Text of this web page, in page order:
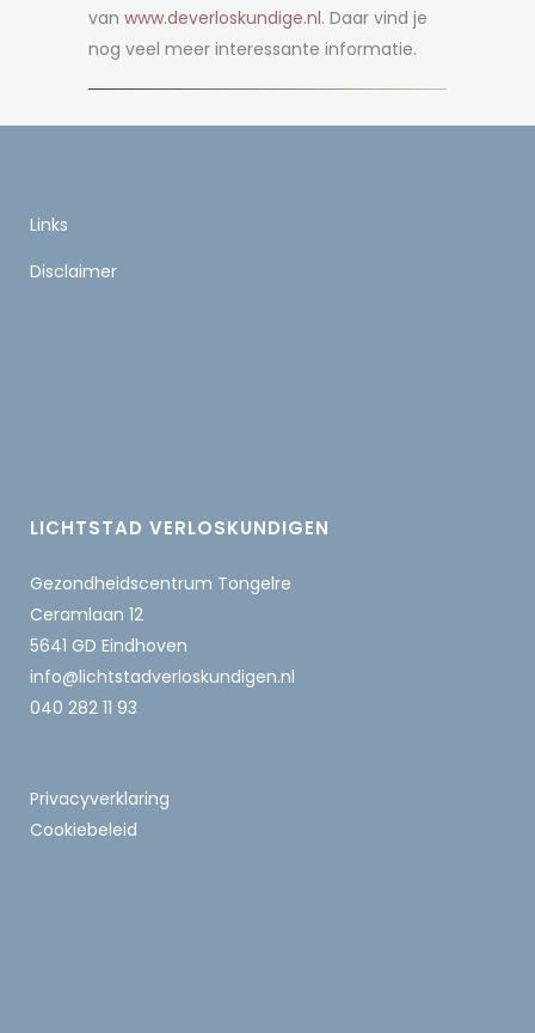
van www.deverloskundige.nl. Daar vind je
nog veel meer interessante informatie.
Links
Disclaimer
LICHTSTAD VERLOSKUNDIGEN
Gezondheidscentrum Tongelre
Ceramlaan 12
5641 GD Eindhoven
info@lichtstadverloskundigen.nl
040 282 11 93
Privacyverklaring
Cookiebeleid